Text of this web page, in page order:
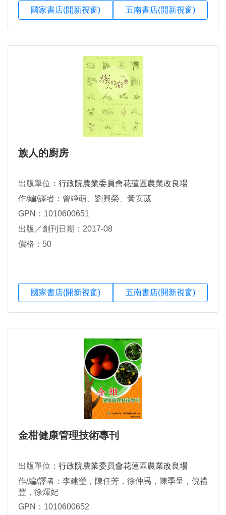
國家書店(開新視窗) 五南書店(開新視窗)
族人的廚房
出版單位： 行政院農業委員會花蓮區農業改良場
作/編/譯者：曾竫萌、劉興榮、黃安葳
GPN：1010600651
出版／創刊日期：2017-08
價格：50
國家書店(開新視窗) 五南書店(開新視窗)
金柑健康管理技術專刊
出版單位： 行政院農業委員會花蓮區農業改良場
作/編/譯者：李建瑩，陳任芳，徐仲禹，陳季呈，倪禮
豐，徐煇妃
GPN：1010600652